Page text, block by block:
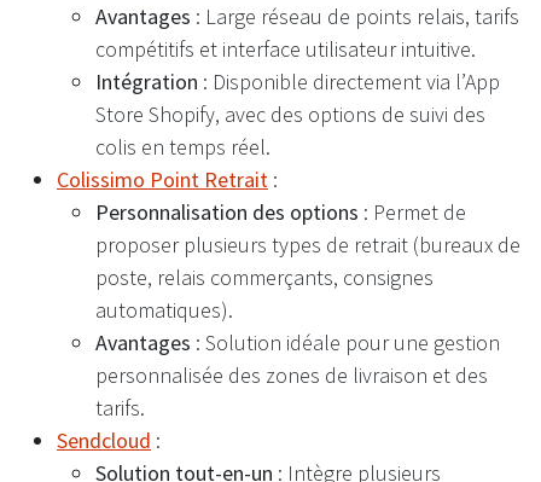
Avantages : Large réseau de points relais, tarifs
compétitifs et interface utilisateur intuitive.
Intégration : Disponible directement via l’App
Store Shopify, avec des options de suivi des
colis en temps réel.
Colissimo Point Retrait :
Personnalisation des options : Permet de
proposer plusieurs types de retrait (bureaux de
poste, relais commerçants, consignes
automatiques).
Avantages : Solution idéale pour une gestion
personnalisée des zones de livraison et des
tarifs.
Sendcloud :
Solution tout-en-un : Intègre plusieurs